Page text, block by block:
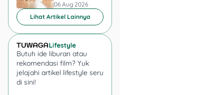
3. Cara Reservasi Tiket
Mudik Jasa Raharja
2025
Mau amankan tiket mudik?
Ini langkah-langkahnya:
06 Aug 2026
Lihat Artikel Lainnya
Butuh ide liburan atau
rekomendasi film? Yuk
jelajahi artikel lifestyle seru
di sini!